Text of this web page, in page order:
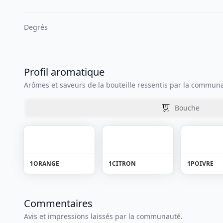
Degrés
Profil aromatique
Arômes et saveurs de la bouteille ressentis par la
Bouche
1ORANGE 1CITRON 1POIVRE
Commentaires
Avis et impressions laissés par la communauté.